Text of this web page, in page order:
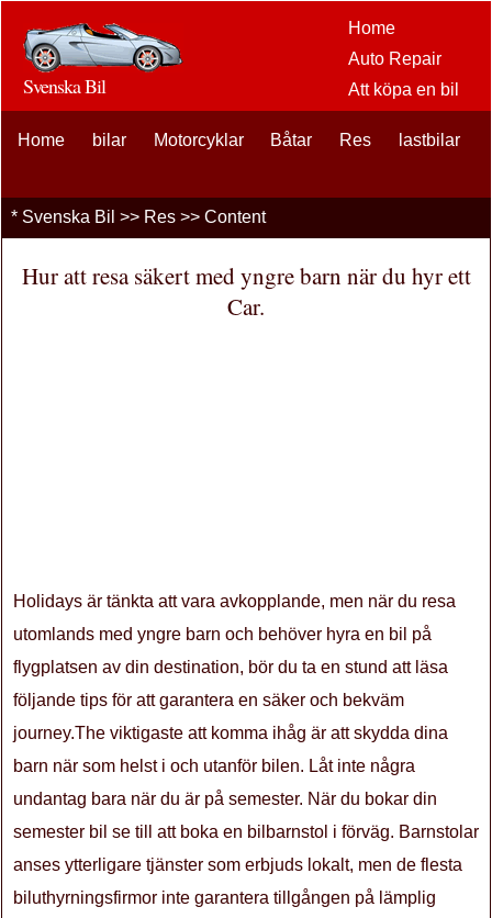
Home
Auto Repair
Att köpa en bil
eftermarknaden
Finansiering
Svenska Bil
Home bilar Motorcyklar Båtar Res lastbilar
* Svenska Bil >> Res >> Content
Hur att resa säkert med yngre barn när du hyr ett
Car.
Holidays är tänkta att vara avkopplande, men när du resa
utomlands med yngre barn och behöver hyra en bil på
flygplatsen av din destination, bör du ta en stund att läsa
följande tips för att garantera en säker och bekväm
journey.The viktigaste att komma ihåg är att skydda dina
barn när som helst i och utanför bilen. Låt inte några
undantag bara när du är på semester. När du bokar din
semester bil se till att boka en bilbarnstol i förväg. Barnstolar
anses ytterligare tjänster som erbjuds lokalt, men de flesta
biluthyrningsfirmor inte garantera tillgången på lämplig